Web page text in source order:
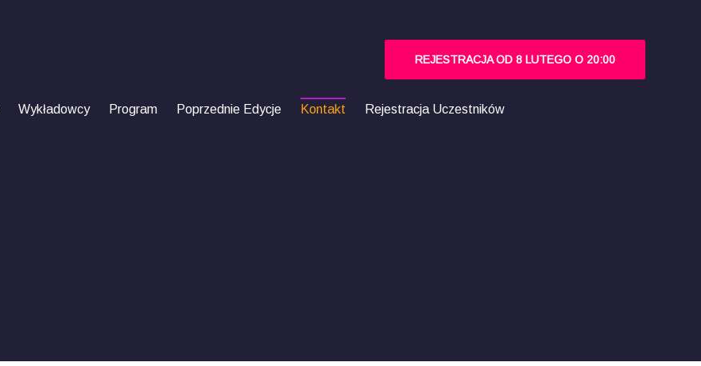
Wykładowcy Program Poprzednie Edycje Kontakt Rejestracja Uczestników
REJESTRACJA OD 8 LUTEGO O 20:00